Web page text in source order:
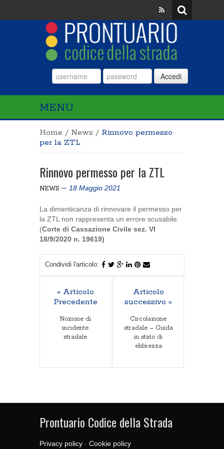
Accedi
MENU
Home / News / Rinnovo permesso
per la ZTL
Rinnovo permesso per la ZTL
NEWS 18 Maggio 2021
La dimenticanza di rinnovare il permesso per
la ZTL non rappresenta un errore scusabile.
(Corte di Cassazione Civile sez. VI
18/9/2020 n. 19619)
Condividi l'articolo:
« Articolo
Precedente
Nozione di
incidente
stradale
Articolo
successivo »
Circolazione
stradale – Guida
in stato di
ebbrezza
Prontuario Codice della Strada
Privacy policy - Cookie policy